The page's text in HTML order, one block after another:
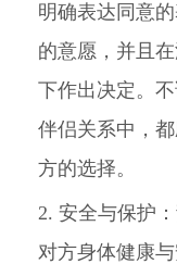
明确表达同意
的意愿，并且
下作出决定。
伴侣关系中，
方的选择。
2. 安全与保护
对方身体健康